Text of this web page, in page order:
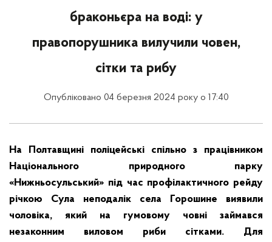
браконьєра на воді: у
правопорушника вилучили човен,
сітки та рибу
Опубліковано 04 березня 2024 року о 17:40
На Полтавщині поліцейські спільно з працівником
Національного природного парку
«Нижньосульський» під час профілактичного рейду
річкою Сула неподалік села Горошине виявили
чоловіка, який на гумовому човні займався
незаконним виловом риби сітками. Для